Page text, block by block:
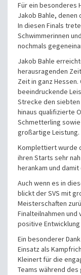
Für ein besonderes
Jakob Bahle, denen
In diesen Finals
Schwimmerinnen
nochmals
Jakob Bahle
herausragenden
Zeit in ganz
beeindruckende
Strecke den
hinaus qualifizierte
Schmetterling
großartige Leistung.
Komplettiert wurde
ihren Starts sehr
herankam und
Auch wenn es in
blickt der SVS mit
Meisterschaften
Finalteilnahmen
positive
Ein besonderer
Einsatz als
Kleinert für die
Teams während